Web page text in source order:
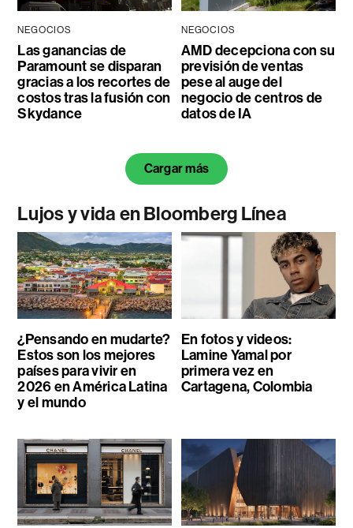
NEGOCIOS
Las ganancias de
Paramount se disparan
gracias a los recortes de
costos tras la fusión con
Skydance
NEGOCIOS
AMD decepciona con su
previsión de ventas
pese al auge del
negocio de centros de
datos de IA
Cargar más
Lujos y vida en Bloomberg Línea
¿Pensando en mudarte?
Estos son los mejores
países para vivir en
2026 en América Latina
y el mundo
En fotos y videos:
Lamine Yamal por
primera vez en
Cartagena, Colombia